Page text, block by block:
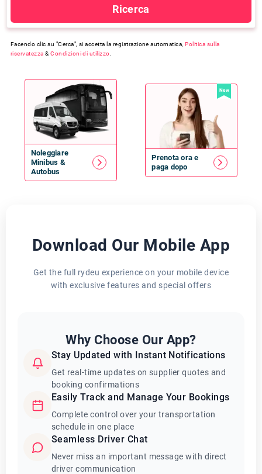
Ricerca
Facendo clic su "Cerca", si accetta la registrazione automatica, Politica sulla
riservatezza &Condizioni di utilizzo
Noleggiare
Minibus &
Autobus
New
Prenota ora e
paga dopo
Download Our Mobile App
Get the full rydeu experience on your mobile device
with exclusive features and special offers
Why Choose Our App?
Stay Updated with Instant Notifications
Get real-time updates on supplier quotes and
booking confirmations
Easily Track and Manage Your Bookings
Complete control over your transportation
schedule in one place
Seamless Driver Chat
Never miss an important message with direct
driver communication